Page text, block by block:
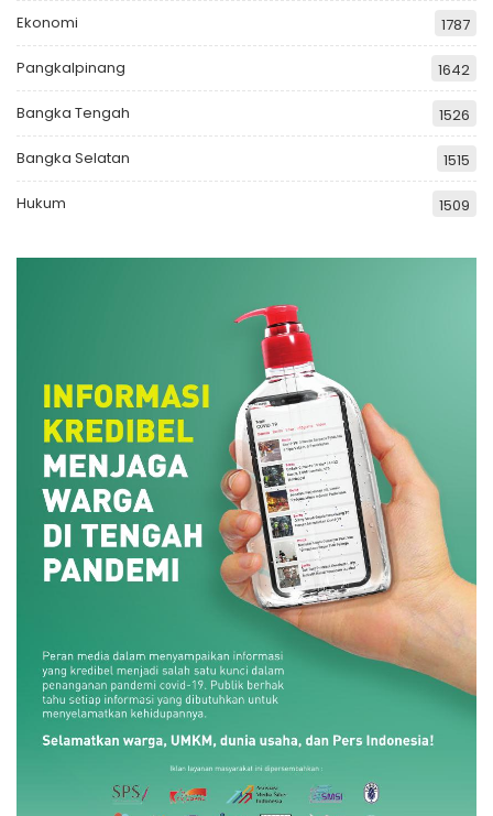
Ekonomi 1787
Pangkalpinang 1642
Bangka Tengah 1526
Bangka Selatan 1515
Hukum 1509